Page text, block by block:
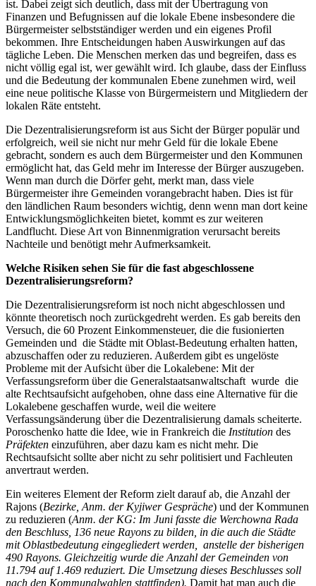
ist. Dabei zeigt sich deutlich, dass mit der Übertragung von
Finanzen und Befugnissen auf die lokale Ebene insbesondere die
Bürgermeister selbstständiger werden und ein eigenes Profil
bekommen. Ihre Entscheidungen haben Auswirkungen auf das
tägliche Leben. Die Menschen merken das und begreifen, dass es
nicht völlig egal ist, wer gewählt wird. Ich glaube, dass der Einfluss
und die Bedeutung der kommunalen Ebene zunehmen wird, weil
eine neue politische Klasse von Bürgermeistern und Mitgliedern der
lokalen Räte entsteht.
Die Dezentralisierungsreform ist aus Sicht der Bürger populär und
erfolgreich, weil sie nicht nur mehr Geld für die lokale Ebene
gebracht, sondern es auch dem Bürgermeister und den Kommunen
ermöglicht hat, das Geld mehr im Interesse der Bürger auszugeben.
Wenn man durch die Dörfer geht, merkt man, dass viele
Bürgermeister ihre Gemeinden vorangebracht haben. Dies ist für
den ländlichen Raum besonders wichtig, denn wenn man dort keine
Entwicklungsmöglichkeiten bietet, kommt es zur weiteren
Landflucht. Diese Art von Binnenmigration verursacht bereits
Nachteile und benötigt mehr Aufmerksamkeit.
Welche Risiken sehen Sie für die fast abgeschlossene
Dezentralisierungsreform?
Die Dezentralisierungsreform ist noch nicht abgeschlossen und
könnte theoretisch noch zurückgedreht werden. Es gab bereits den
Versuch, die 60 Prozent Einkommensteuer, die die fusionierten
Gemeinden und die Städte mit Oblast-Bedeutung erhalten hatten,
abzuschaffen oder zu reduzieren. Außerdem gibt es ungelöste
Probleme mit der Aufsicht über die Lokalebene: Mit der
Verfassungsreform über die Generalstaatsanwaltschaft wurde die
alte Rechtsaufsicht aufgehoben, ohne dass eine Alternative für die
Lokalebene geschaffen wurde, weil die weitere
Verfassungsänderung über die Dezentralisierung damals scheiterte.
Poroschenko hatte die Idee wie in Frankreich die Institution des
Präfekten einzuführen, aber dazu kam es nicht mehr. Die
Rechtsaufsicht sollte aber nicht zu sehr politisiert und Fachleuten
anvertraut werden.
Ein weiteres Element der Reform zielt darauf ab, die Anzahl der
Rajons (Bezirke, Anm. der Kyjiwer Gespräche) und der Kommunen
zu reduzieren (Anm. der KG: Im Juni fasste die Werchowna Rada
den Beschluss, 136 neue Rayons zu bilden, in die auch die Städte
mit Oblastbedeutung eingegliedert werden, anstelle der bisherigen
490 Rayons. Gleichzeitig wurde die Anzahl der Gemeinden von
11.794 auf 1.469 reduziert. Die Umsetzung dieses Beschlusses soll
nach den Kommunalwahlen stattfinden). Damit hat man auch die